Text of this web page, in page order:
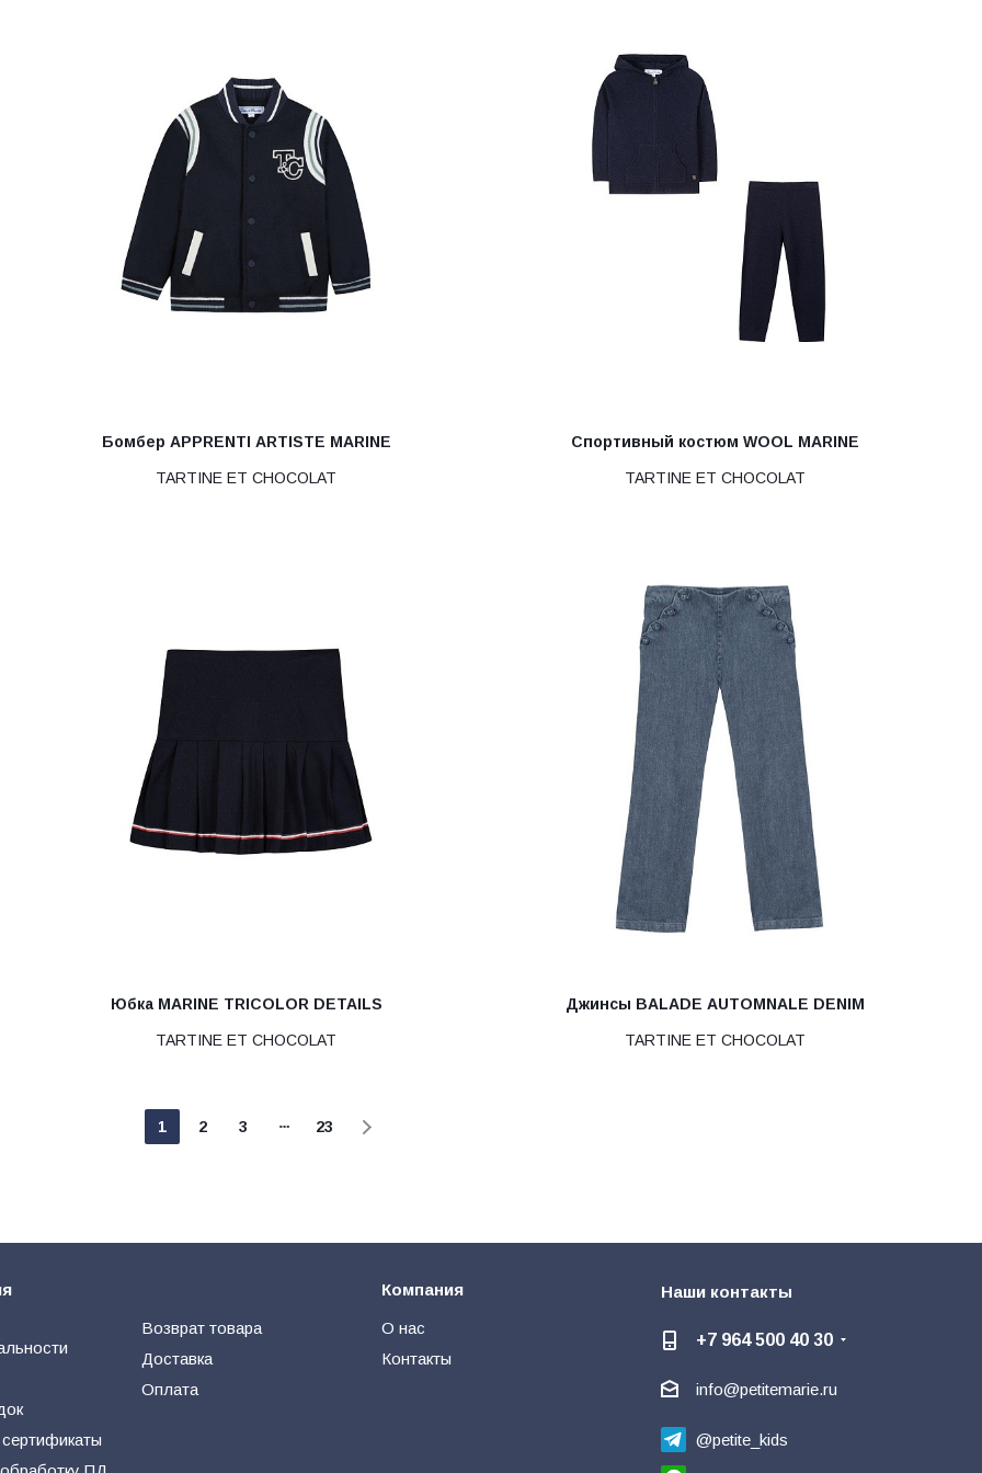
Бомбер APPRENTI ARTISTE MARINE
TARTINE ET CHOCOLAT
Спортивный костюм WOOL MARINE
TARTINE ET CHOCOLAT
Юбка MARINE TRICOLOR DETAILS
TARTINE ET CHOCOLAT
Джинсы BALADE AUTOMNALE DENIM
TARTINE ET CHOCOLAT
1 2 3 23
Возврат товара
Доставка
Оплата
Компания
О нас
Контакты
Наши контакты
+7 964 500 40 30
info@petitemarie.ru
@petite_kids